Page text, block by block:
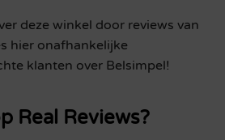
deze winkel door reviews van
hier onafhankelijke
klanten over Belsimpel!
Real Reviews?